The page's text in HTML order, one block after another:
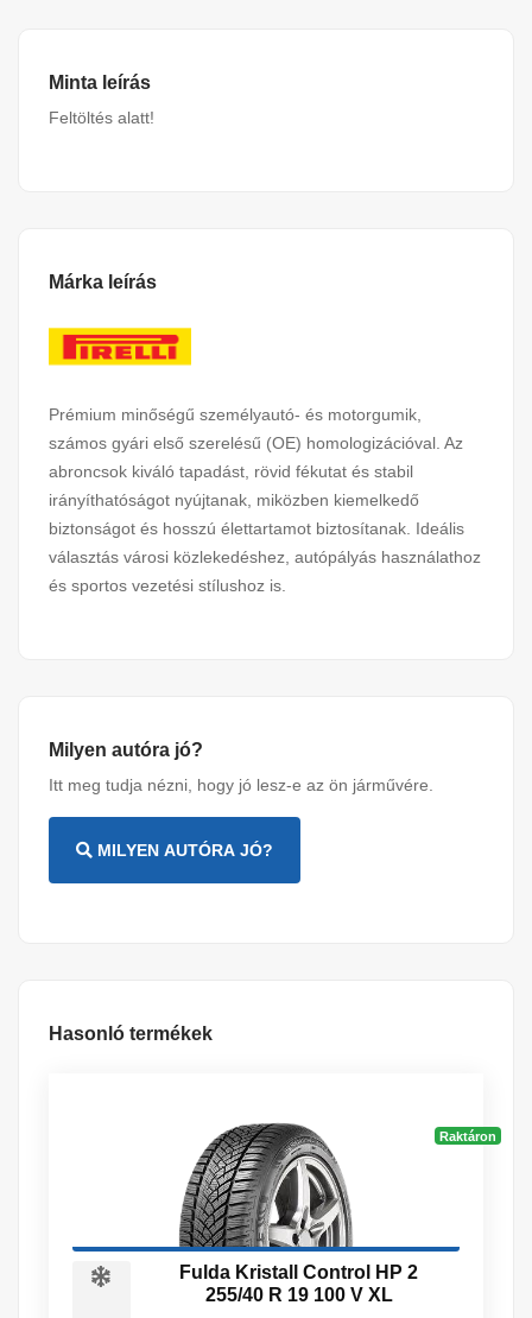
Minta leírás
Feltöltés alatt!
Márka leírás
Prémium minőségű személyautó- és motorgumik,
számos gyári első szerelésű (OE) homologizációval. Az
abroncsok kiváló tapadást, rövid fékutat és stabil
irányíthatóságot nyújtanak, miközben kiemelkedő
biztonságot és hosszú élettartamot biztosítanak. Ideális
választás városi közlekedéshez, autópályás használathoz
és sportos vezetési stílushoz is.
Milyen autóra jó?
Itt meg tudja nézni, hogy jó lesz-e az ön járművére.
MILYEN AUTÓRA JÓ?
Hasonló termékek
Raktáron
Fulda Kristall Control HP 2
255/40 R 19 100 V XL